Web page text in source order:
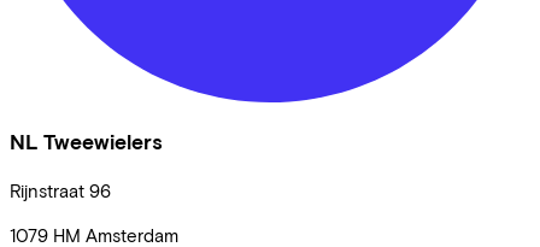
NL Tweewielers
Rijnstraat 96
1079 HM Amsterdam